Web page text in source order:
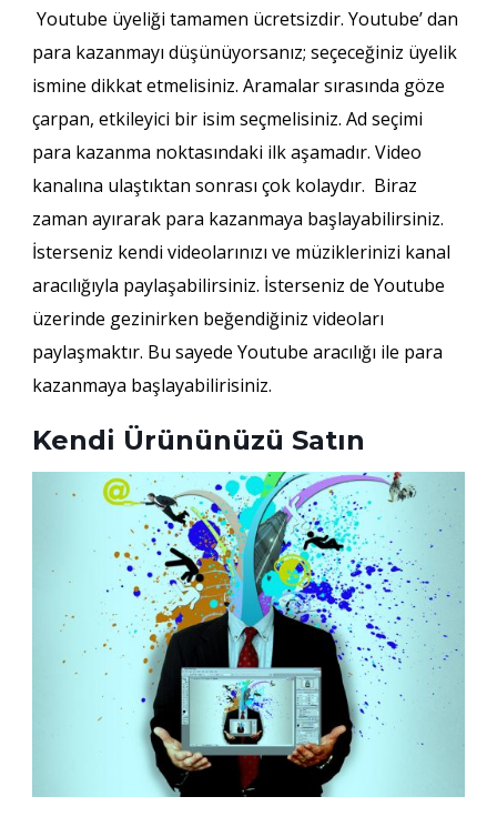
Youtube üyeliği tamamen ücretsizdir. Youtube’ dan
para kazanmayı düşünüyorsanız; seçeceğiniz üyelik
ismine dikkat etmelisiniz. Aramalar sırasında göze
çarpan, etkileyici bir isim seçmelisiniz. Ad seçimi
para kazanma noktasındaki ilk aşamadır. Video
kanalına ulaştıktan sonrası çok kolaydır. Biraz
zaman ayırarak para kazanmaya başlayabilirsiniz.
İsterseniz kendi videolarınızı ve müziklerinizi kanal
aracılığıyla paylaşabilirsiniz. İsterseniz de Youtube
üzerinde gezinirken beğendiğiniz videoları
paylaşmaktır. Bu sayede Youtube aracılığı ile para
kazanmaya başlayabilirisiniz.
Kendi Ürününüzü Satın